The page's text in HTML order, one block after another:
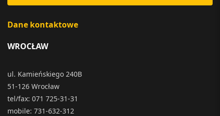
Dane kontaktowe
WROCŁAW
ul. Kamieńskiego 240B
51-126 Wrocław
tel/fax: 071 725-31-31
mobile: 731-632-312